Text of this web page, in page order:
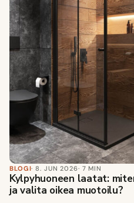
BLOGI· 8. JUN 2026· 7 MIN
Kylpyhuoneen laatat:
ja valita oikea muotoilu?